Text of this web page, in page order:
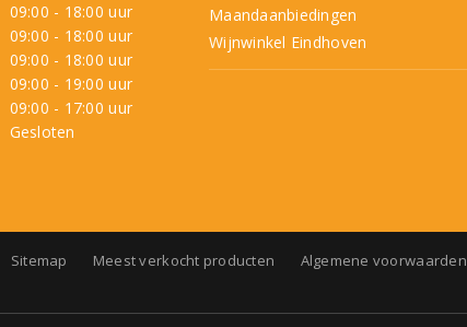
09:00 - 18:00 uur
09:00 - 18:00 uur
09:00 - 18:00 uur
09:00 - 19:00 uur
09:00 - 17:00 uur
Gesloten
Maandaanbiedingen
Wijnwinkel Eindhoven
Sitemap Meest verkocht producten Algemene voorwaarden